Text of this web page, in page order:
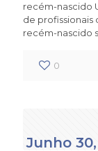
recém-nascido
de profissionais
recém-nascido
0
Junho